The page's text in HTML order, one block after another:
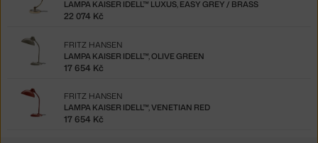
LAMPA KAISER IDELL™ LUXUS, EASY GREY / BRASS
22 074 Kč
LAMPA KAISER IDELL™, OLIVE GREEN
FRITZ HANSEN
17 654 Kč
LAMPA KAISER IDELL™, VENETIAN RED
FRITZ HANSEN
17 654 Kč